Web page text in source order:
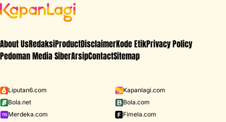
About UsRedaksiProductDisclaimerKode EtikPrivacy Policy
Pedoman Media SiberArsipContactSitemap
Liputan6.com
Kapanlagi.com
Bola.net
Bola.com
Merdeka.com
Fimela.com